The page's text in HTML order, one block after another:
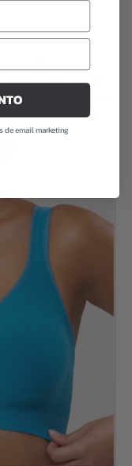
largo. Elige
12 horas suele
entre nude o negro
costuras planas y
de email marketing